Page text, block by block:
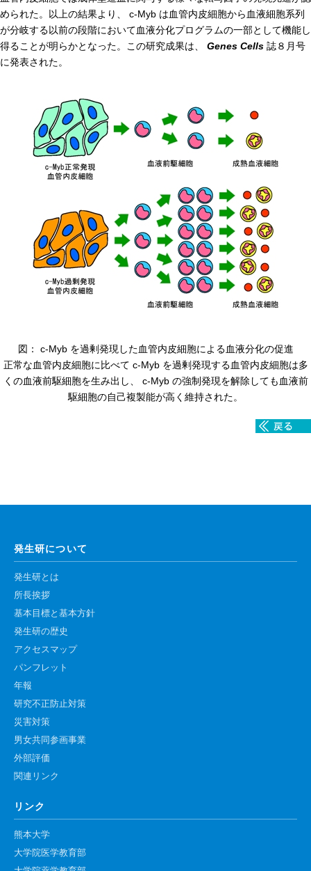
入学・求人案内
入学者案内
研究支援
リエゾンラボLILAについて
組織標本作製・HE染色
質量分析
高速シーケンサー解析
顕微鏡・画像解析支援
共通実験室・培養室利用
研究試料供給
In situ hybridization
キャピラリーシーケンス
められた。以上の結果より、 c-Myb は血管内皮細胞から血液細胞系列
が分岐する以前の段階において血液分化プログラムの一部として機能し
得ることが明らかとなった。この研究成果は、 Genes Cells 誌８月号
に発表された。
図： c-Myb を過剰発現した血管内皮細胞による血液分化の促進
正常な血管内皮細胞に比べて c-Myb を過剰発現する血管内皮細胞は多
くの血液前駆細胞を生み出し、 c-Myb の強制発現を解除しても血液前
駆細胞の自己複製能が高く維持された。
発生研について
発生研とは
所長挨拶
基本目標と基本方針
発生研の歴史
アクセスマップ
パンフレット
年報
研究不正防止対策
災害対策
男女共同参画事業
外部評価
関連リンク
リンク
熊本大学
大学院医学教育部